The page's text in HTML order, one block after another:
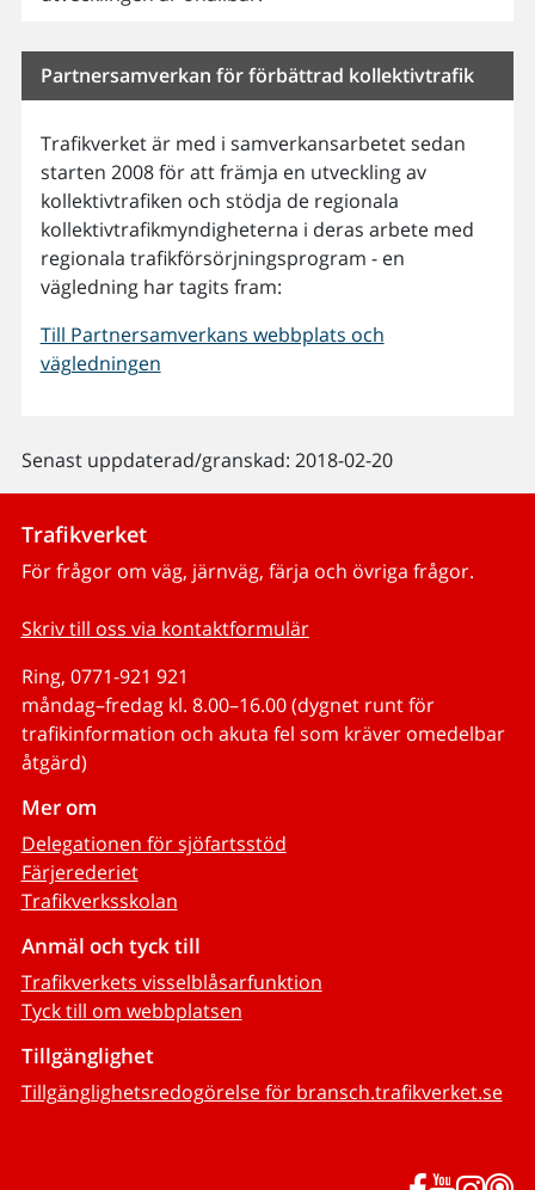
Partnersamverkan för förbättrad kollektivtrafik
Trafikverket är med i samverkansarbetet sedan
starten 2008 för att främja en utveckling av
kollektivtrafiken och stödja de regionala
kollektivtrafikmyndigheterna i deras arbete med
regionala trafikförsörjningsprogram - en
vägledning har tagits fram:
Till Partnersamverkans webbplats och
vägledningen
Senast uppdaterad/granskad: 2018-02-20
Trafikverket
För frågor om väg, järnväg, färja och övriga frågor.
Skriv till oss via kontaktformulär
Ring, 0771-921 921
måndag–fredag kl. 8.00–16.00 (dygnet runt för
trafikinformation och akuta fel som kräver omedelbar
åtgärd)
Mer om
Delegationen för sjöfartsstöd
Färjerederiet
Trafikverksskolan
Anmäl och tyck till
Trafikverkets visselblåsarfunktion
Tyck till om webbplatsen
Tillgänglighet
Tillgänglighetsredogörelse för bransch.trafikverket.se